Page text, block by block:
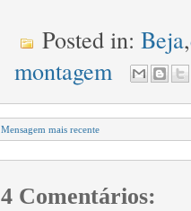
Posted in: Beja,
montagem
Mensagem mais recente
4 Comentários: